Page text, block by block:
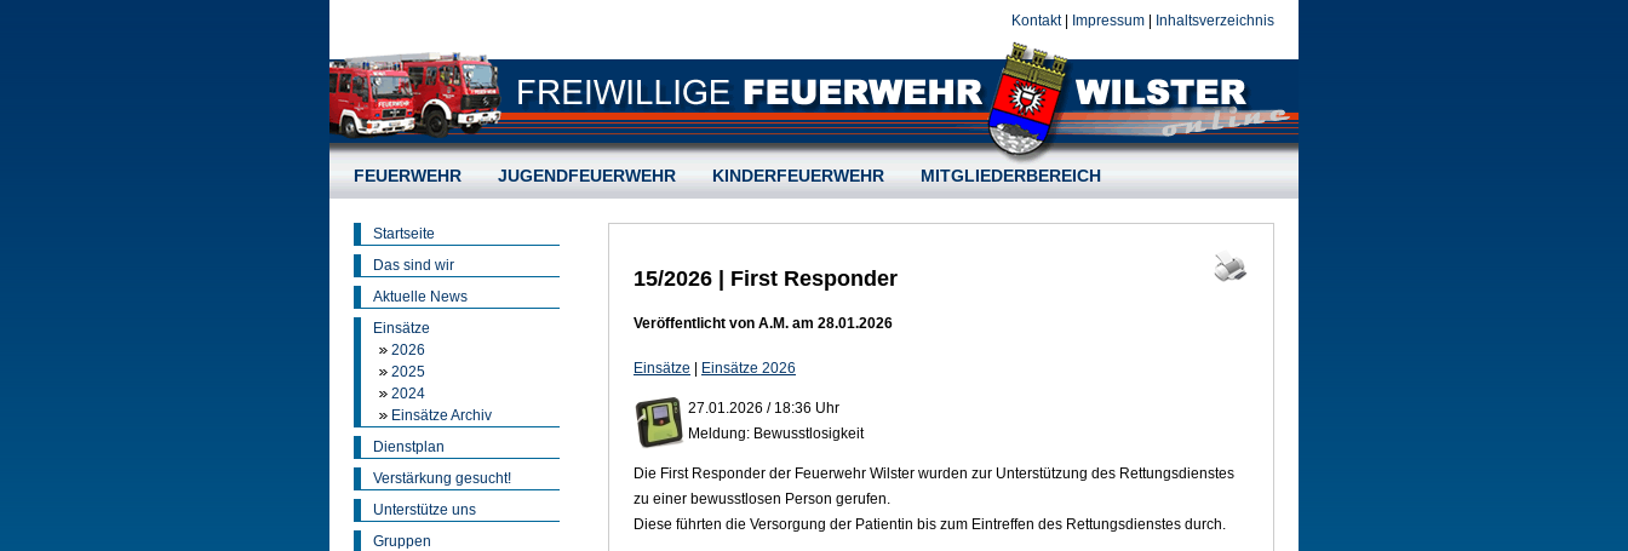
Kontakt| Impressum Inhaltsverzeichnis
FEUERWEHR JUGENDFEUERWEHR KINDERFEUERWEHR MITGLIEDERBEREICH
Startseite
Das sind wir
Aktuelle News
Einsätze
2026
2025
2024
Einsätze Archiv
Dienstplan
Verstärkung gesucht!
Unterstütze uns
Gruppen
15/2026 | First Responder
Veröffentlicht von A.M. am 28.01.2026
Einsätze | Einsätze 2026
27.01.2026 / 18:36 Uhr
Meldung: Bewusstlosigkeit
Die First Responder der Feuerwehr Wilster wurden zur Unterstützung des Rettungsdienstes
zu einer bewusstlosen Person gerufen.
Diese führten die Versorgung der Patientin bis zum Eintreffen des Rettungsdienstes durch.